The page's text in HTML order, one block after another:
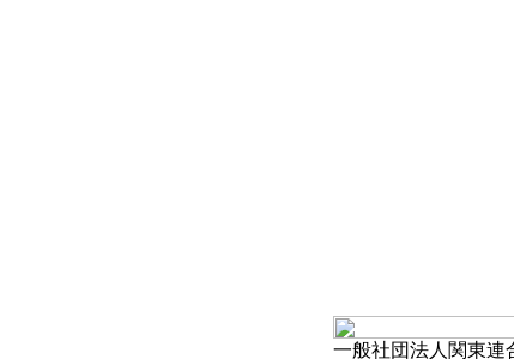
一般社団法人関東連